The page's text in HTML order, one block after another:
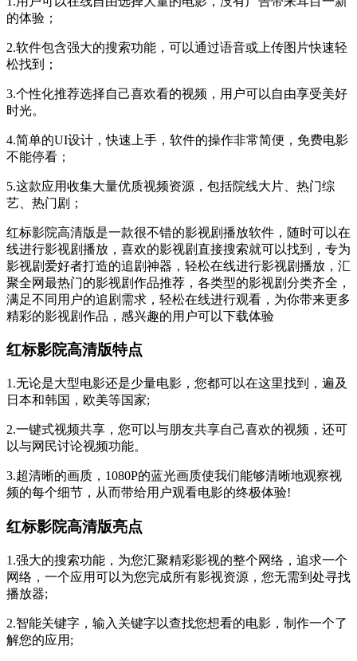
的体验；
2.软件包含强大的搜索功能，可以通过语音或上传图片快速轻
松找到；
3.个性化推荐选择自己喜欢看的视频，用户可以自由享受美好
时光。
4.简单的UI设计，快速上手，软件的操作非常简便，免费电影
不能停看；
5.这款应用收集大量优质视频资源，包括院线大片、热门综
艺、热门剧；
红标影院高清版是一款很不错的影视剧播放软件，随时可以在
线进行影视剧播放，喜欢的影视剧直接搜索就可以找到，专为
影视剧爱好者打造的追剧神器，轻松在线进行影视剧播放，汇
聚全网最热门的影视剧作品推荐，各类型的影视剧分类齐全，
满足不同用户的追剧需求，轻松在线进行观看，为你带来更多
精彩的影视剧作品，感兴趣的用户可以下载体验
红标影院高清版特点
1.无论是大型电影还是少量电影，您都可以在这里找到，遍及
日本和韩国，欧美等国家;
2.一键式视频共享，您可以与朋友共享自己喜欢的视频，还可
以与网民讨论视频功能。
3.超清晰的画质，1080P的蓝光画质使我们能够清晰地观察视
频的每个细节，从而带给用户观看电影的终极体验!
红标影院高清版亮点
1.强大的搜索功能，为您汇聚精彩影视的整个网络，追求一个
网络，一个应用可以为您完成所有影视资源，您无需到处寻找
播放器;
2.智能关键字，输入关键字以查找您想看的电影，制作一个了
解您的应用;